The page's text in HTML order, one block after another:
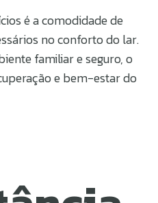
é a comodidade de
no conforto do lar.
familiar e seguro, o
e bem-estar do